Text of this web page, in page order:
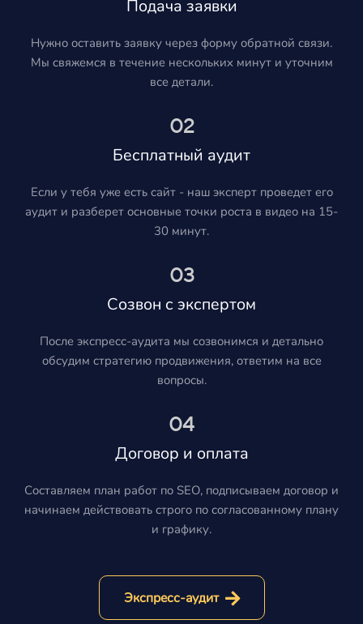
Подача заявки
Нужно оставить заявку через форму обратной связи.
Мы свяжемся в течение нескольких минут и уточним
все детали.
02
Бесплатный аудит
Если у тебя уже есть сайт - наш эксперт проведет его
аудит и разберет основные точки роста в видео на 15-
30 минут.
03
Созвон с экспертом
После экспресс-аудита мы созвонимся и детально
обсудим стратегию продвижения, ответим на все
вопросы.
04
Договор и оплата
Составляем план работ по SEO, подписываем договор и
начинаем действовать строго по согласованному плану
и графику.
Экспресс-аудит